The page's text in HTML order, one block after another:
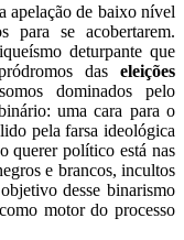
apelação de baixo nível
para se acobertarem.
deturpante que
das eleições
dominados pelo
uma cara para o
pela farsa ideológica
querer político está nas
e brancos, incultos
desse binarismo
motor do processo